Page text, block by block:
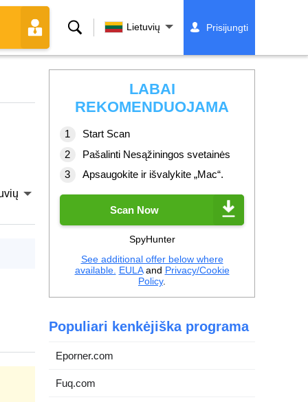
Paieška Lietuvių Prisijungti
LABAI
REKOMENDUOJAMA
Start Scan
Pašalinti Nesąžiningos svetainės
Apsaugokite ir išvalykite „Mac“.
Scan Now
SpyHunter
See additional offer below where
available. EULAand Privacy/Cookie
Policy.
Populiari kenkėjiška programa
Eporner.com
Fuq.com